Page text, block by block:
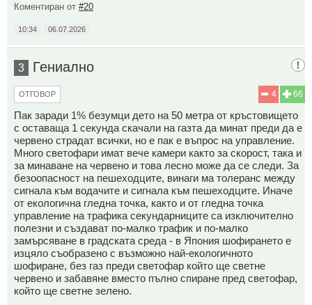
Коментиран от #20
10:34 06.07.2026
3 Гениално
66
4
ОТГОВОР
Пак заради 1% безумци дето на 50 метра от кръстовището
с оставаща 1 секунда скачали на газта да минат преди да е
червено страдат всички, но е пак е въпрос на управление.
Много светофари имат вече камери както за скорост, така и
за минаване на червено и това лесно може да се следи. За
безоопасност на пешеходците, винаги ма толеранс между
сигнала към водачите и сигнала към пешеходците. Иначе
от екологична гледна точка, както и от гледна точка
управление на трафика секундарниците са изключително
полезни и създават по-малко трафик и по-малко
замърсяване в градската среда - в Япония шофирането е
изцяло съобразено с възможно най-екологичното
шофиране, без газ преди светофар който ще светне
червено и забавяне вместо пълно спиране пред светофар,
който ще светне зелено.